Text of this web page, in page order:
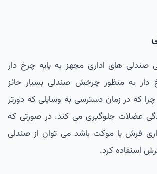
صندلی های اداری مجهز به پایه چرخ دار
دار به منظور چرخش صندلی بسیار حائز
که در زمان دسترسی به وسایلی که دورتر
عضلات جلوگیری می کند. در صورتی که
فرش یا موکت باشد می توان از صندلی
استفاده کرد.